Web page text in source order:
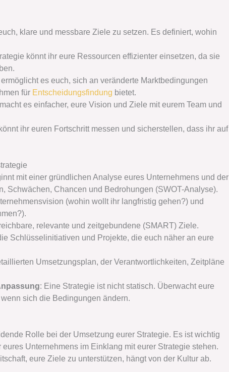
klare und messbare Ziele zu setzen. Es definiert, wohin
könnt ihr eure Ressourcen effizienter einsetzen, da sie
es euch, sich an veränderte Marktbedingungen
für Entscheidungsfindung bietet.
es einfacher, eure Vision und Ziele mit eurem Team und
ihr euren Fortschritt messen und sicherstellen, dass ihr auf
mit einer gründlichen Analyse eures Unternehmens und der
Schwächen, Chancen und Bedrohungen (SWOT-Analyse).
(wohin wollt ihr langfristig gehen?) und
relevante und zeitgebundene (SMART) Ziele.
Schlüsselinitiativen und Projekte, die euch näher an eure
Umsetzungsplan, der Verantwortlichkeiten, Zeitpläne
: Eine Strategie ist nicht statisch. Überwacht eure
sich die Bedingungen ändern.
Rolle bei der Umsetzung eurer Strategie. Es ist wichtig
Unternehmens im Einklang mit eurer Strategie stehen.
eure Ziele zu unterstützen, hängt von der Kultur ab.